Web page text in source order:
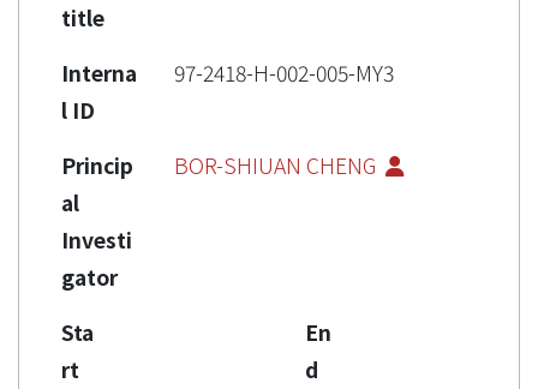
title
Interna
l ID
97-2418-H-002-005-MY3
Princip
al
Investi
gator
BOR-SHIUAN CHENG
Sta
rt
En
d